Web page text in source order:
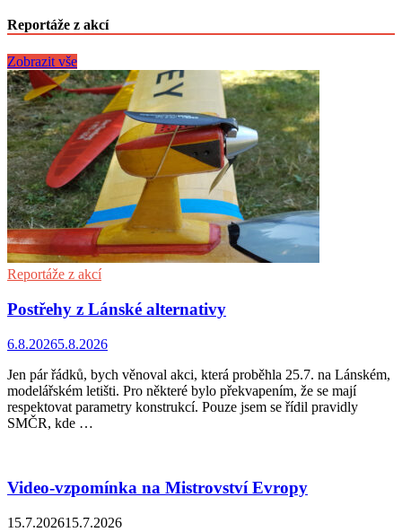
Reportáže z akcí
Zobrazit vše
Reportáže z akcí
Postřehy z Lánské alternativy
6.8.20265.8.2026
Jen pár řádků, bych věnoval akci, která proběhla 25.7. na Lánském,
modelářském letišti. Pro některé bylo překvapením, že se mají
respektovat parametry konstrukcí. Pouze jsem se řídil pravidly
SMČR, kde …
Video-vzpomínka na Mistrovství Evropy
15.7.202615.7.2026